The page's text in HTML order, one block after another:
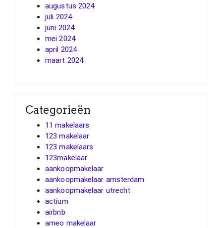
augustus 2024
juli 2024
juni 2024
mei 2024
april 2024
maart 2024
Categorieën
11 makelaars
123 makelaar
123 makelaars
123makelaar
aankoopmakelaar
aankoopmakelaar amsterdam
aankoopmakelaar utrecht
actium
airbnb
ameo makelaar